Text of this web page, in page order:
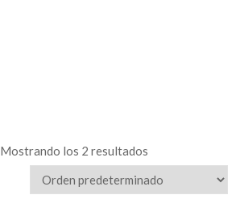
Mostrando los 2 resultados